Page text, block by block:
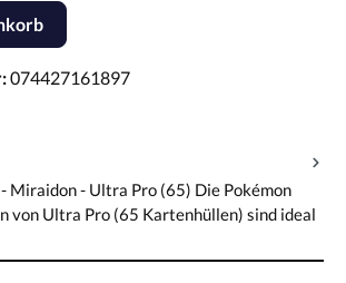
den gewünschten Wert ein oder benutze die
074427161897
Miraidon - Ultra Pro (65) Die Pokémon
von Ultra Pro (65 Kartenhüllen) sind ideal